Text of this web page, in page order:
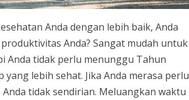
Anda dengan lebih baik, Anda
Anda? Sangat mudah untuk
Anda tidak perlu menunggu Tahun
lebih sehat. Jika Anda merasa perlu
tidak sendirian. Meluangkan waktu